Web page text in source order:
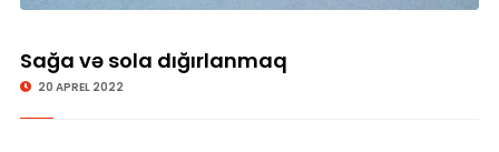
Sağa və sola dığırlanmaq
20 APREL 2022